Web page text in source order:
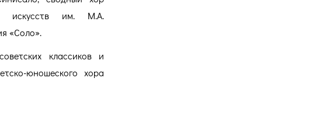
искусств им. М.А.
«Соло».
классиков и
юношеского хора